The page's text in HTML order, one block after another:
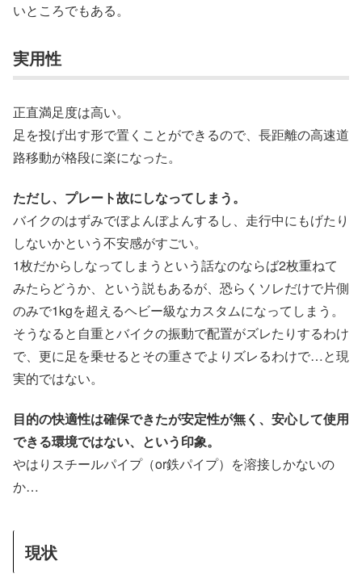
いところでもある。
実用性
正直満足度は高い。
足を投げ出す形で置くことができるので、長距離の高速道
路移動が格段に楽になった。
ただし、プレート故にしなってしまう。
バイクのはずみでぼよんぼよんするし、走行中にもげたり
しないかという不安感がすごい。
1枚だからしなってしまうという話なのならば2枚重ねて
みたらどうか、という説もあるが、恐らくソレだけで片側
のみで1kgを超えるヘビー級なカスタムになってしまう。
そうなると自重とバイクの振動で配置がズレたりするわけ
で、更に足を乗せるとその重さでよりズレるわけで…と現
実的ではない。
目的の快適性は確保できたが安定性が無く、安心して使用
できる環境ではない、という印象。
やはりスチールパイプ（or鉄パイプ）を溶接しかないの
か…
現状